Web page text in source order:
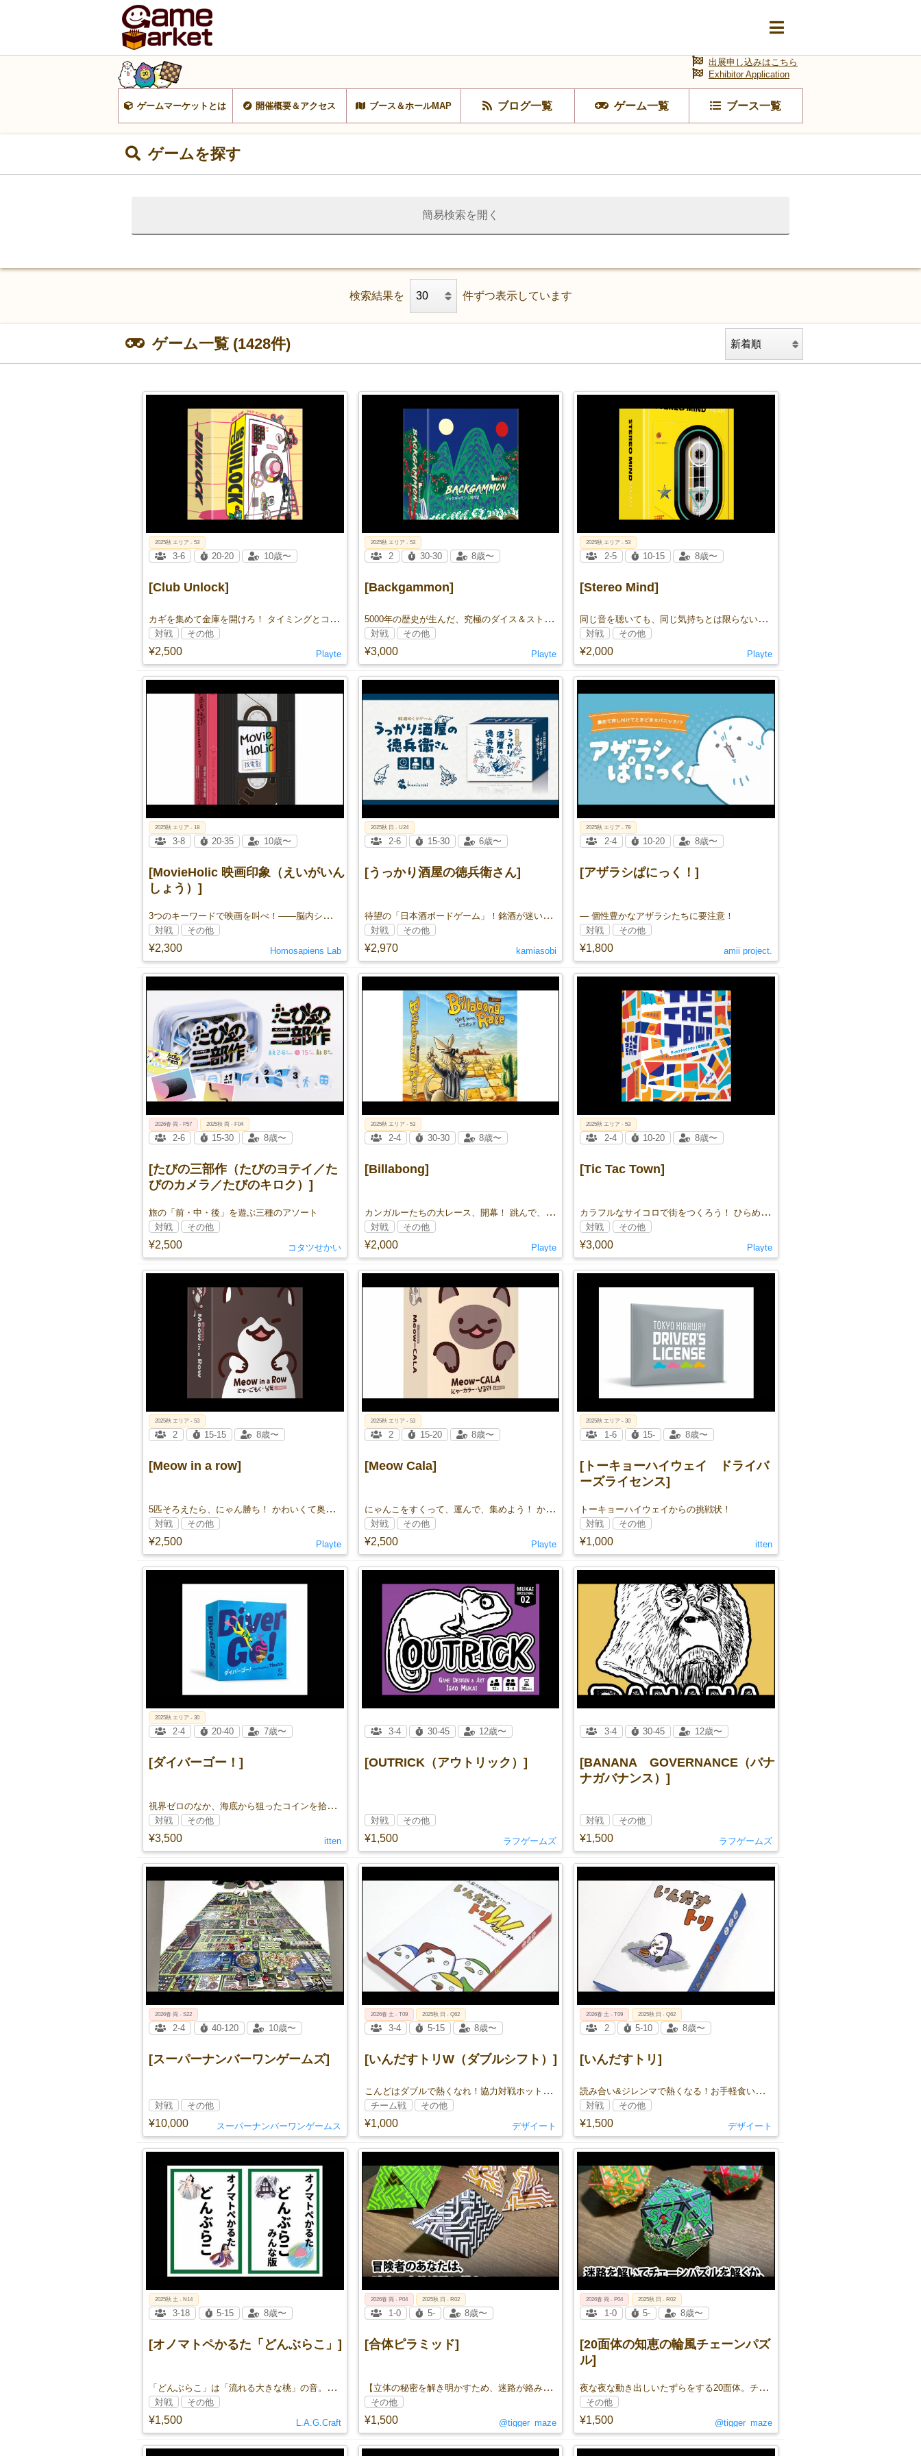
ゲームマーケットとは 開催概要＆アクセス ブース＆ホールMAP ブログ一覧 ゲーム一覧 ブース一覧
出展申し込みはこちら
Exhibitor Application
ゲームを探す
簡易検索を開く
検索結果を 件ずつ表示しています
ゲーム一覧 (1428件)
[Club Unlock]
カギを集めて金庫を開けろ！ タイミングとコンボで大金をつかむ、スリル満点のカードゲーム！
¥2,500
2025秋 エリア - 53
3-6 20-20 10歳〜
対戦 その他
Playte
[Backgammon]
5000年の歴史が生んだ、究極のダイス＆ストラテジー。 運と戦略が交錯する、古代から続く名作アブストラクト！
¥3,000
2025秋 エリア - 53
2 30-30 8歳〜
対戦 その他
Playte
[Stereo Mind]
同じ音を聴いても、同じ気持ちとは限らない——。 音でつながる、感性協力ゲーム！
¥2,000
2025秋 エリア - 53
2-5 10-15 8歳〜
対戦 その他
Playte
[MovieHolic 映画印象（えいがいん
しょう）]
3つのキーワードで映画を叫べ！――脳内シネマ対決、開幕！
¥2,300
2025秋 エリア - 18
3-8 20-35 10歳〜
対戦 その他
Homosapiens Lab
[うっかり酒屋の徳兵衛さん]
待望の「日本酒ボードゲーム」！銘酒が迷い惑わす神経酔酌
¥2,970
2025秋 日 - U24
2-6 15-30 6歳〜
対戦 その他
kamiasobi
[アザラシぱにっく！]
— 個性豊かなアザラシたちに要注意！
¥1,800
2025秋 エリア - 79
2-4 10-20 8歳〜
対戦 その他
amii project.
[たびの三部作（たびのヨテイ／た
びのカメラ／たびのキロク）]
旅の「前・中・後」を遊ぶ三種のアソート
¥2,500
2026春 両 - P57 2025秋 両 - F04
2-6 15-30 8歳〜
対戦 その他
コタツせかい
[Billabong]
カンガルーたちの大レース、開幕！ 跳んで、回って、誰より早くビラボンを一周せよ！
¥2,000
2025秋 エリア - 53
2-4 30-30 8歳〜
対戦 その他
Playte
[Tic Tac Town]
カラフルなサイコロで街をつくろう！ ひらめきと戦略が光る、3段階の難易度を楽しめるロジックパズル！
¥3,000
2025秋 エリア - 53
2-4 10-20 8歳〜
対戦 その他
Playte
[Meow in a row]
5匹そろえたら、にゃん勝ち！ かわいくて奥深い、ねこの五目並べゲーム。
¥2,500
2025秋 エリア - 53
2 15-15 8歳〜
対戦 その他
Playte
[Meow Cala]
にゃんこをすくって、運んで、集めよう！ かわいさと知略が共演する、2人用キャット・マンカラ！
¥2,500
2025秋 エリア - 53
2 15-20 8歳〜
対戦 その他
Playte
[トーキョーハイウェイ ドライバ
ーズライセンス]
トーキョーハイウェイからの挑戦状！
¥1,000
2025秋 エリア - 30
1-6 15- 8歳〜
対戦 その他
itten
[ダイバーゴー！]
視界ゼロのなか、海底から狙ったコインを拾い集めるスリリングなコレクションゲーム
¥3,500
2025秋 エリア - 30
2-4 20-40 7歳〜
対戦 その他
itten
[OUTRICK（アウトリック）]
¥1,500
3-4 30-45 12歳〜
対戦 その他
ラフゲームズ
[BANANA GOVERNANCE（バナ
ナガバナンス）]
¥1,500
3-4 30-45 12歳〜
対戦 その他
ラフゲームズ
[スーパーナンバーワンゲームズ]
¥10,000
2026春 両 - S22
2-4 40-120 10歳〜
対戦 その他
スーパーナンバーワンゲームス
[いんだすトリW（ダブルシフト）]
こんどはダブルで熱くなれ！協力対戦ホットケーキバトル！
¥1,000
2026春 土 - T09 2025秋 日 - Q62
3-4 5-15 8歳〜
チーム戦 その他
デザイート
[いんだすトリ]
読み合い&ジレンマで熱くなる！お手軽食いしんぼカードバトル！
¥1,500
2026春 土 - T09 2025秋 日 - Q62
2 5-10 8歳〜
対戦 その他
デザイート
[オノマトペかるた「どんぶらこ」]
「どんぶらこ」は「流れる大きな桃」の音。では「びょうびょう」は何の音？
¥1,500
2025秋 土 - N14
3-18 5-15 8歳〜
対戦 その他
L.A.G.Craft
[合体ピラミッド]
【立体の秘密を解き明かすため、迷路が絡み合う空間に足を踏み入れた。 数字の謎を解き、この迷路から脱出する事が出来るのか！？】
¥1,500
2026春 両 - P04 2025秋 日 - R02
1-0 5- 8歳〜
その他
@tigger_maze
[20面体の知恵の輪風チェーンパズ
ル]
夜な夜な動き出しいたずらをする20面体。チェーンをピッタリとはめて、動かないように縛りつけろ！
¥1,500
2026春 両 - P04 2025秋 日 - R02
1-0 5- 8歳〜
その他
@tigger_maze